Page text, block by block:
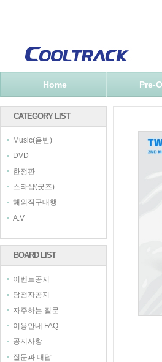
Home Pre-
CATEGORY LIST
Music(음반)
DVD
한정판
스타샵(굿즈)
해외직구대행
A.V
BOARD LIST
이벤트공지
당첨자공지
자주하는 질문
이용안내 FAQ
공지사항
질문과 대답